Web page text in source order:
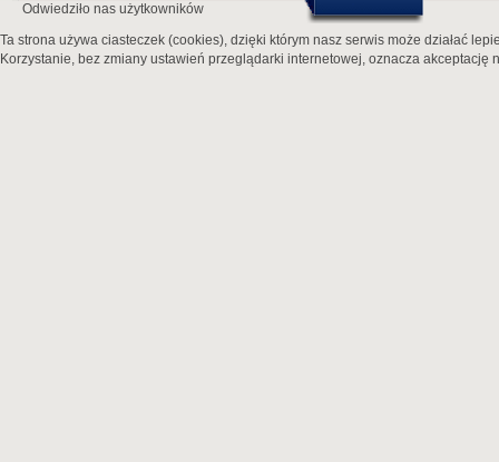
Odwiedziło nas użytkowników
Ta strona używa ciasteczek (cookies), dzięki którym nasz serwis może działać
Korzystanie, bez zmiany ustawień przeglądarki internetowej, oznacza akceptację